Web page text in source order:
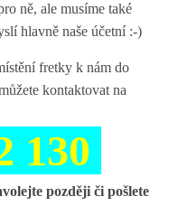
:-)
Fretky Boleslav, z.s.
Trnová 15
294 25 Katusice
602 692 130
ně, ale musíme také
hlavně naše účetní :-)
fretky k nám do
kontaktovat na
130
později či pošlete